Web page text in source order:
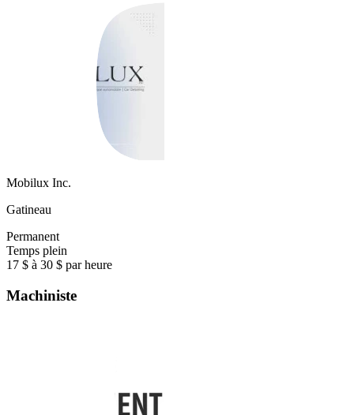
Mobilux Inc.
Gatineau
Permanent
Temps plein
17 $ à 30 $ par heure
Machiniste